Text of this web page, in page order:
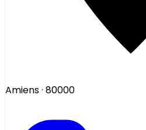
Amiens· 80000